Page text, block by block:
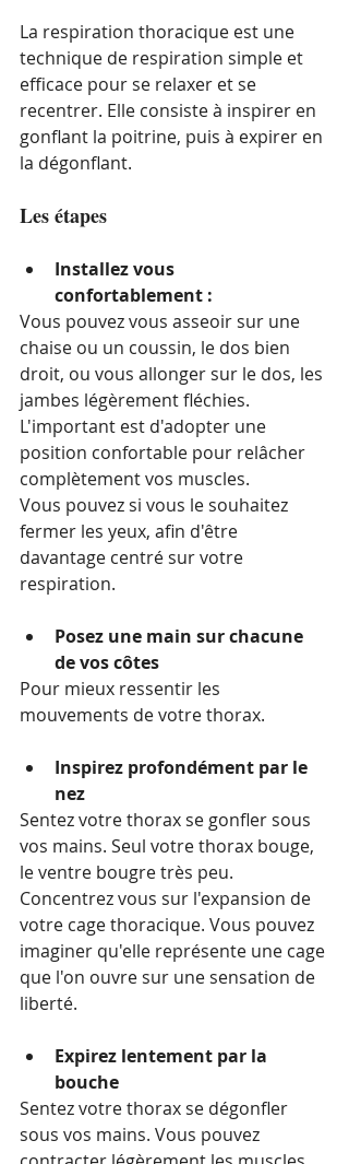
La respiration thoracique est une
technique de respiration simple et
efficace pour se relaxer et se
recentrer. Elle consiste à inspirer en
gonflant la poitrine, puis à expirer en
la dégonflant.
Les étapes
Installez vous
confortablement :
Vous pouvez vous asseoir sur une
chaise ou un coussin, le dos bien
droit, ou vous allonger sur le dos, les
jambes légèrement fléchies.
L'important est d'adopter une
position confortable pour relâcher
complètement vos muscles.
Vous pouvez si vous le souhaitez
fermer les yeux, afin d'être
davantage centré sur votre
respiration.
Posez une main sur chacune
de vos côtes
Pour mieux ressentir les
mouvements de votre thorax.
Inspirez profondément par le
nez
Sentez votre thorax se gonfler sous
vos mains. Seul votre thorax bouge,
le ventre bougre très peu.
Concentrez vous sur l'expansion de
votre cage thoracique. Vous pouvez
imaginer qu'elle représente une cage
que l'on ouvre sur une sensation de
liberté.
Expirez lentement par la
bouche
Sentez votre thorax se dégonfler
sous vos mains. Vous pouvez